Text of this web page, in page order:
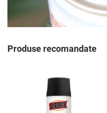
Produse recomandate